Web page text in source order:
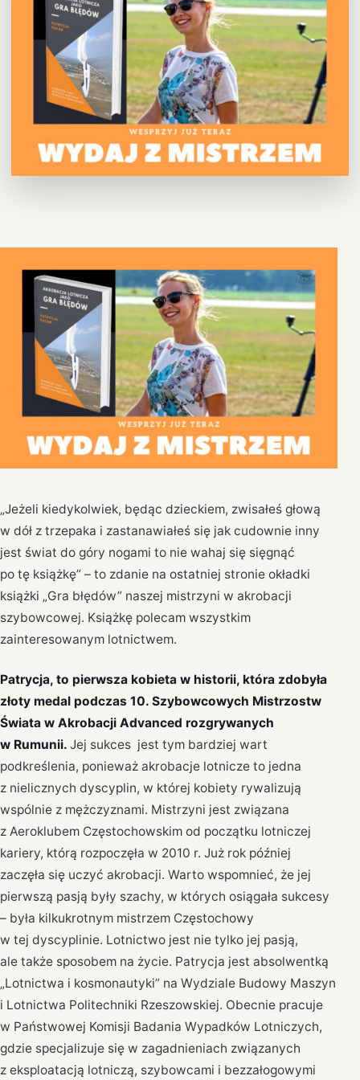
„Jeżeli kiedykolwiek, będąc dzieckiem, zwisałeś głową
w dół z trzepaka i zastanawiałeś się jak cudownie inny
jest świat do góry nogami to nie wahaj się sięgnąć
po tę książkę” – to zdanie na ostatniej stronie okładki
książki „Gra błędów” naszej mistrzyni w akrobacji
szybowcowej. Książkę polecam wszystkim
zainteresowanym lotnictwem.
Patrycja, to pierwsza kobieta w historii, która zdobyła
złoty medal podczas 10. Szybowcowych Mistrzostw
Świata w Akrobacji Advanced rozgrywanych
w Rumunii. Jej sukces jest tym bardziej wart
podkreślenia, ponieważ akrobacje lotnicze to jedna
z nielicznych dyscyplin, w której kobiety rywalizują
wspólnie z mężczyznami. Mistrzyni jest związana
z Aeroklubem Częstochowskim od początku lotniczej
kariery, którą rozpoczęła w 2010 r. Już rok później
zaczęła się uczyć akrobacji. Warto wspomnieć, że jej
pierwszą pasją były szachy, w których osiągała sukcesy
– była kilkukrotnym mistrzem Częstochowy
w tej dyscyplinie. Lotnictwo jest nie tylko jej pasją,
ale także sposobem na życie. Patrycja jest absolwentką
„Lotnictwa i kosmonautyki” na Wydziale Budowy Maszyn
i Lotnictwa Politechniki Rzeszowskiej. Obecnie pracuje
w Państwowej Komisji Badania Wypadków Lotniczych,
gdzie specjalizuje się w zagadnieniach związanych
z eksploatacją lotniczą, szybowcami i bezzałogowymi